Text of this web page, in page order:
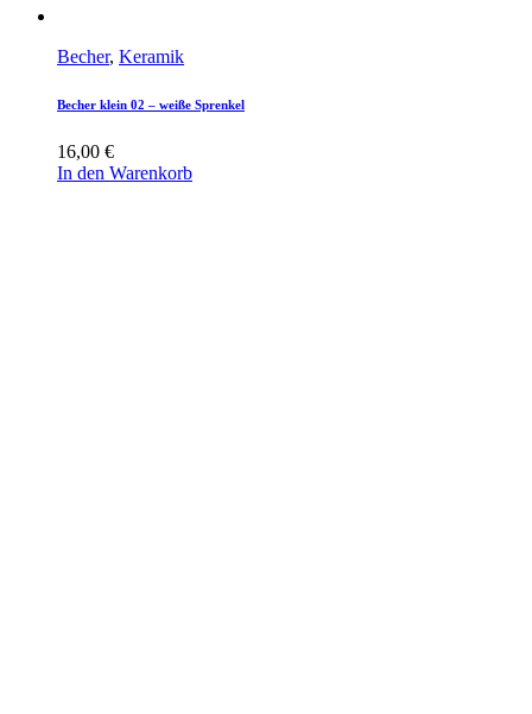
Becher, Keramik
Becher klein 02 – weiße Sprenkel
16,00 €
In den Warenkorb